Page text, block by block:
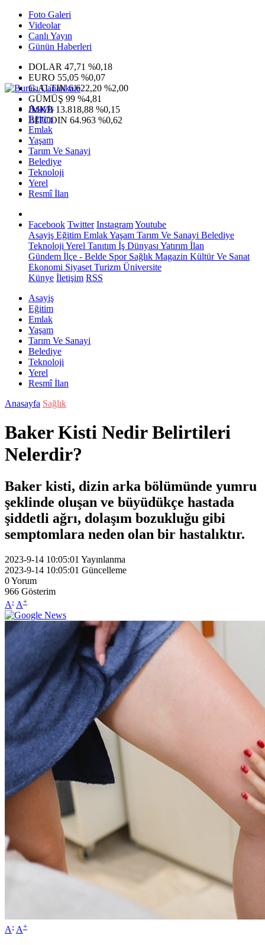
Foto Galeri
Videolar
Canlı Yayın
Günün Haberleri
DOLAR 47,71 %0,18
EURO 55,05 %0,07
G.ALTIN6.622,20 %2,00
GÜMÜŞ 99 %4,81
IMKB 13.818,88 %0,15
BITCOIN 64.963 %0,62
Asayiş
Eğitim
Emlak
Yaşam
Tarım Ve Sanayi
Belediye
Teknoloji
Yerel
Resmî İlan
Facebook Twitter InstagramYoutube
Asayiş Eğitim EmlakYaşam Tarım Ve Sanayi Belediye
Teknoloji Yerel Tanıtım İş Dünyası Yatırım İlan
Gündem İlçe - Belde SporSağlık Magazin Kültür Ve Sanat
Ekonomi Siyaset Turizm Üniversite
Künye İletişim RSS
Asayiş
Eğitim
Emlak
Yaşam
Tarım Ve Sanayi
Belediye
Teknoloji
Yerel
Resmî İlan
Anasayfa Sağlık
Baker Kisti Nedir Belirtileri
Nelerdir?
Baker kisti, dizin arka bölümünde yumru
şeklinde oluşan ve büyüdükçe hastada
şiddetli ağrı, dolaşım bozukluğu gibi
semptomlara neden olan bir hastalıktır.
2023-9-14 10:05:01 Yayınlanma
2023-9-14 10:05:01 Güncelleme
0Yorum
966 Gösterim
A- A+
A- A+